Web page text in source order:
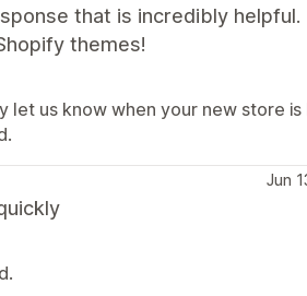
that is incredibly helpful.
themes!
us know when your new store is
Jun